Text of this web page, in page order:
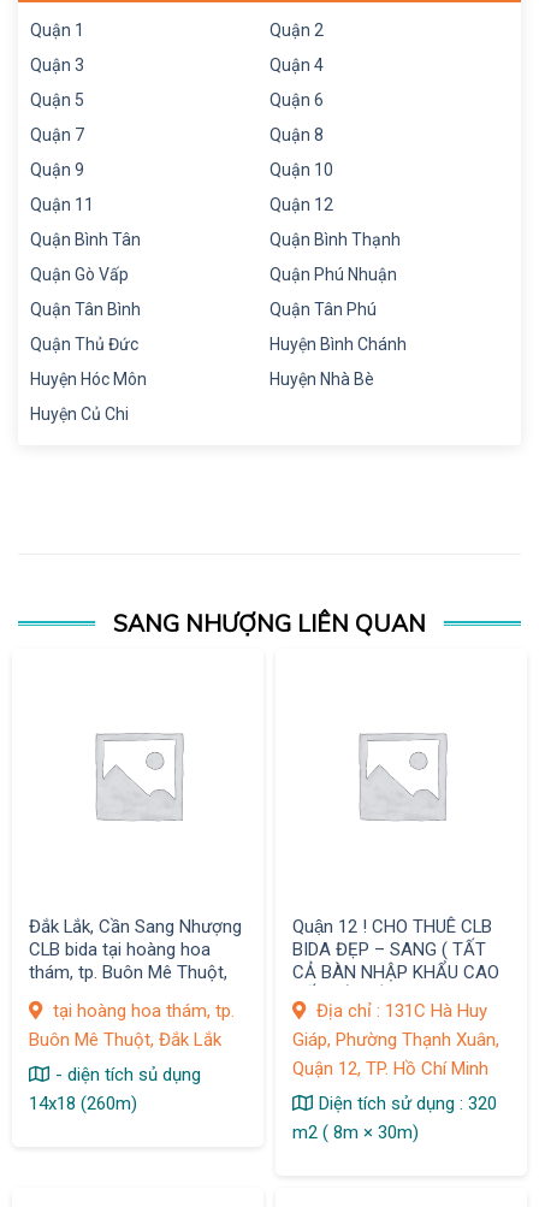
Quận 1
Quận 2
Quận 3
Quận 4
Quận 5
Quận 6
Quận 7
Quận 8
Quận 9
Quận 10
Quận 11
Quận 12
Quận Bình Tân
Quận Bình Thạnh
Quận Gò Vấp
Quận Phú Nhuận
Quận Tân Bình
Quận Tân Phú
Quận Thủ Đức
Huyện Bình Chánh
Huyện Hóc Môn
Huyện Nhà Bè
Huyện Củ Chi
SANG NHƯỢNG LIÊN QUAN
Đắk Lắk, Cần Sang Nhượng
CLB bida tại hoàng hoa
thám, tp. Buôn Mê Thuột,
tại hoàng hoa thám, tp.
Buôn Mê Thuột, Đắk Lắk
- diện tích sủ dụng
14x18 (260m)
Quận 12 ! CHO THUÊ CLB
BIDA ĐẸP – SANG ( TẤT
CẢ BÀN NHẬP KHẨU CAO
Địa chỉ : 131C Hà Huy
Giáp, Phường Thạnh Xuân,
Quận 12, TP. Hồ Chí Minh
Diện tích sử dụng : 320
m2 ( 8m × 30m)